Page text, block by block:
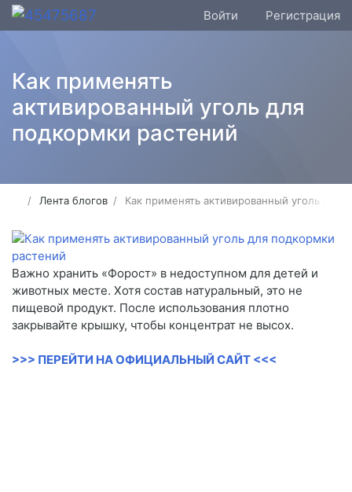
Войти Регистрация
Как применять
активированный уголь для
подкормки растений
Лента блогов Как применять активированный уголь для
Важно хранить «Форост» в недоступном для детей и
животных месте. Хотя состав натуральный, это не
пищевой продукт. После использования плотно
закрывайте крышку, чтобы концентрат не высох.
>>> ПЕРЕЙТИ НА ОФИЦИАЛЬНЫЙ САЙТ <<<